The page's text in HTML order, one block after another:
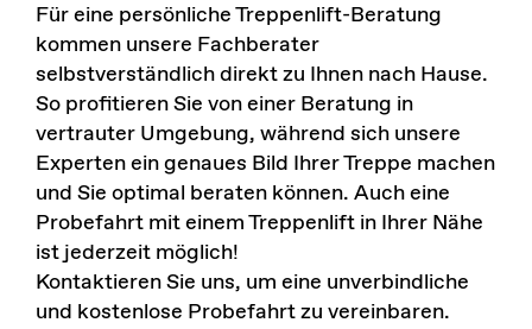
Für eine persönliche Treppenlift-Beratung
kommen unsere Fachberater
selbstverständlich direkt zu Ihnen nach Hause.
So profitieren Sie von einer Beratung in
vertrauter Umgebung, während sich unsere
Experten ein genaues Bild Ihrer Treppe machen
und Sie optimal beraten können. Auch eine
Probefahrt mit einem Treppenlift in Ihrer Nähe
ist jederzeit möglich!
Kontaktieren Sie uns, um eine unverbindliche
und kostenlose Probefahrt zu vereinbaren.